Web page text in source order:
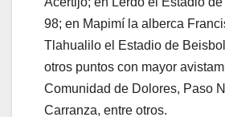
98; en Mapimí la alberca
Tlahualilo el Estadio de
otros puntos con mayor
Comunidad de Dolores, Paso
Carranza, entre otros.